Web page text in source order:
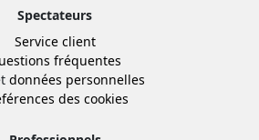
Spectateurs
Service client
fréquentes
données personnelles
des cookies